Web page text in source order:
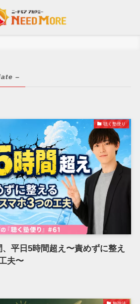
–
聴く塾便り
平日5時間超え〜責めずに整え
夫〜